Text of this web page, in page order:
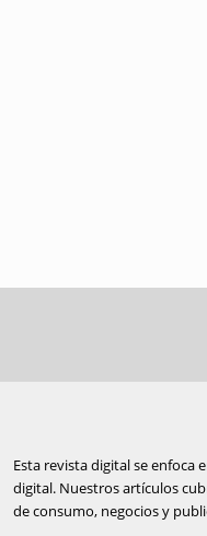
Esta revista digital se enfoca
digital. Nuestros artículos
de consumo, negocios y